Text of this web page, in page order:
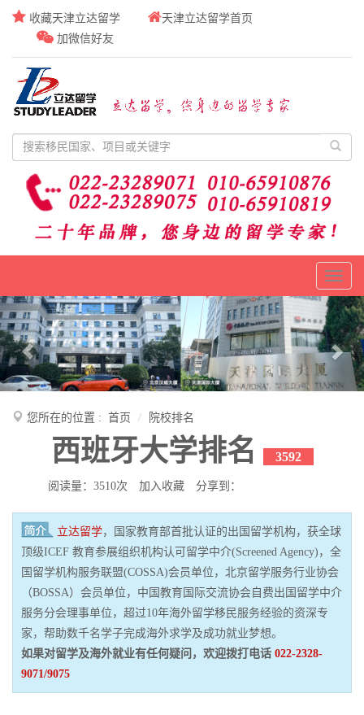
收藏天津立达留学
天津立达留学首页
加微信好友
Toggle
Previous
您所在的位置 : 首页 院校排名
西班牙大学排名 3592
阅读量：3510次 加入收藏 分享到：
立达留学，国家教育部首批认证的出国留学机构，获全球
顶级ICEF 教育参展组织机构认可留学中介(Screened Agency)，全
国留学机构服务联盟(COSSA)会员单位，北京留学服务行业协会
（BOSSA）会员单位，中国教育国际交流协会自费出国留学中介
服务分会理事单位，超过10年海外留学移民服务经验的资深专
家，帮助数千名学子完成海外求学及成功就业梦想。
如果对留学及海外就业有任何疑问，欢迎拨打电话 022-2328-
9071/9075